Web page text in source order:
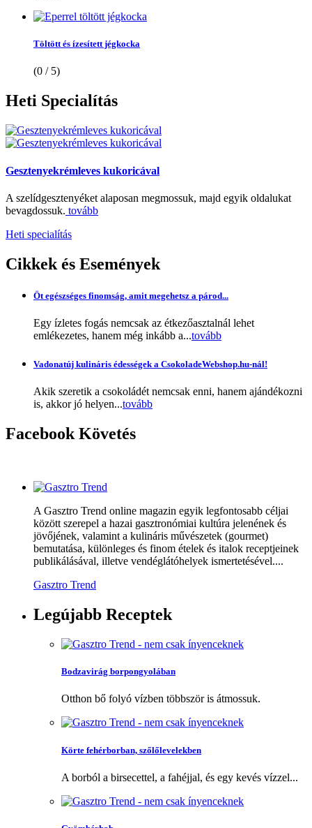
Töltött és ízesített jégkocka
(0 / 5)
Heti Specialítás
Gesztenyekrémleves kukoricával
A szelídgesztenyéket alaposan megmossuk, majd egyik oldalukat
bevagdossuk. tovább
Heti specialítás
Cikkek és Események
Öt egészséges finomság, amit megehetsz a párod...
Egy ízletes fogás nemcsak az étkezőasztalnál lehet
emlékezetes, hanem még inkább a...tovább
Vadonatúj kulináris édességek a CsokoladeWebshop.hu-nál!
Akik szeretik a csokoládét nemcsak enni, hanem ajándékozni
is, akkor jó helyen...tovább
FacebookKövetés
A Gasztro Trend online magazin egyik legfontosabb céljai
között szerepel a hazai gasztronómiai kultúra jelenének és
jövőjének, valamint a kulináris művészetek (gourmet)
bemutatása, különleges és finom ételek és italok receptjeinek
publikálásával, illetve vendéglátóhelyek ismertetésével....
Gasztro Trend
Legújabb Receptek
Bodzavirág borpongyolában
Otthon bő folyó vízben többször is átmossuk.
Körte fehérborban, szőlőlevelekben
A borból a birsecettel, a fahéjjal, és egy kevés vízzel...